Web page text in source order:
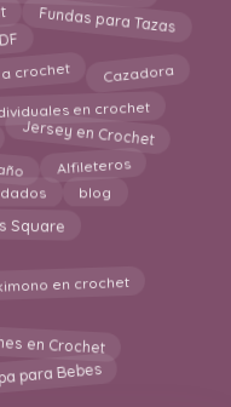
Fundas para Tazas
crochet Cazadora
en crochet
Jersey en Crochet
Alfileteros
blog
Square
en crochet
en Crochet
para Bebes